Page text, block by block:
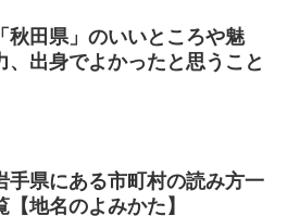
「秋田県」のいいところや魅
、出身でよかったと思うこと
手県にある市町村の読み方一
【地名のよみかた】